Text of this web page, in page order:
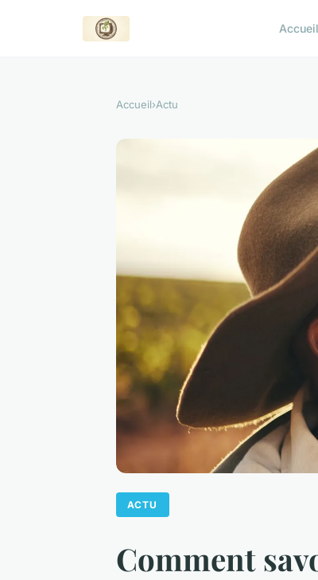
Accueil
Accueil›Actu
ACTU
Comment